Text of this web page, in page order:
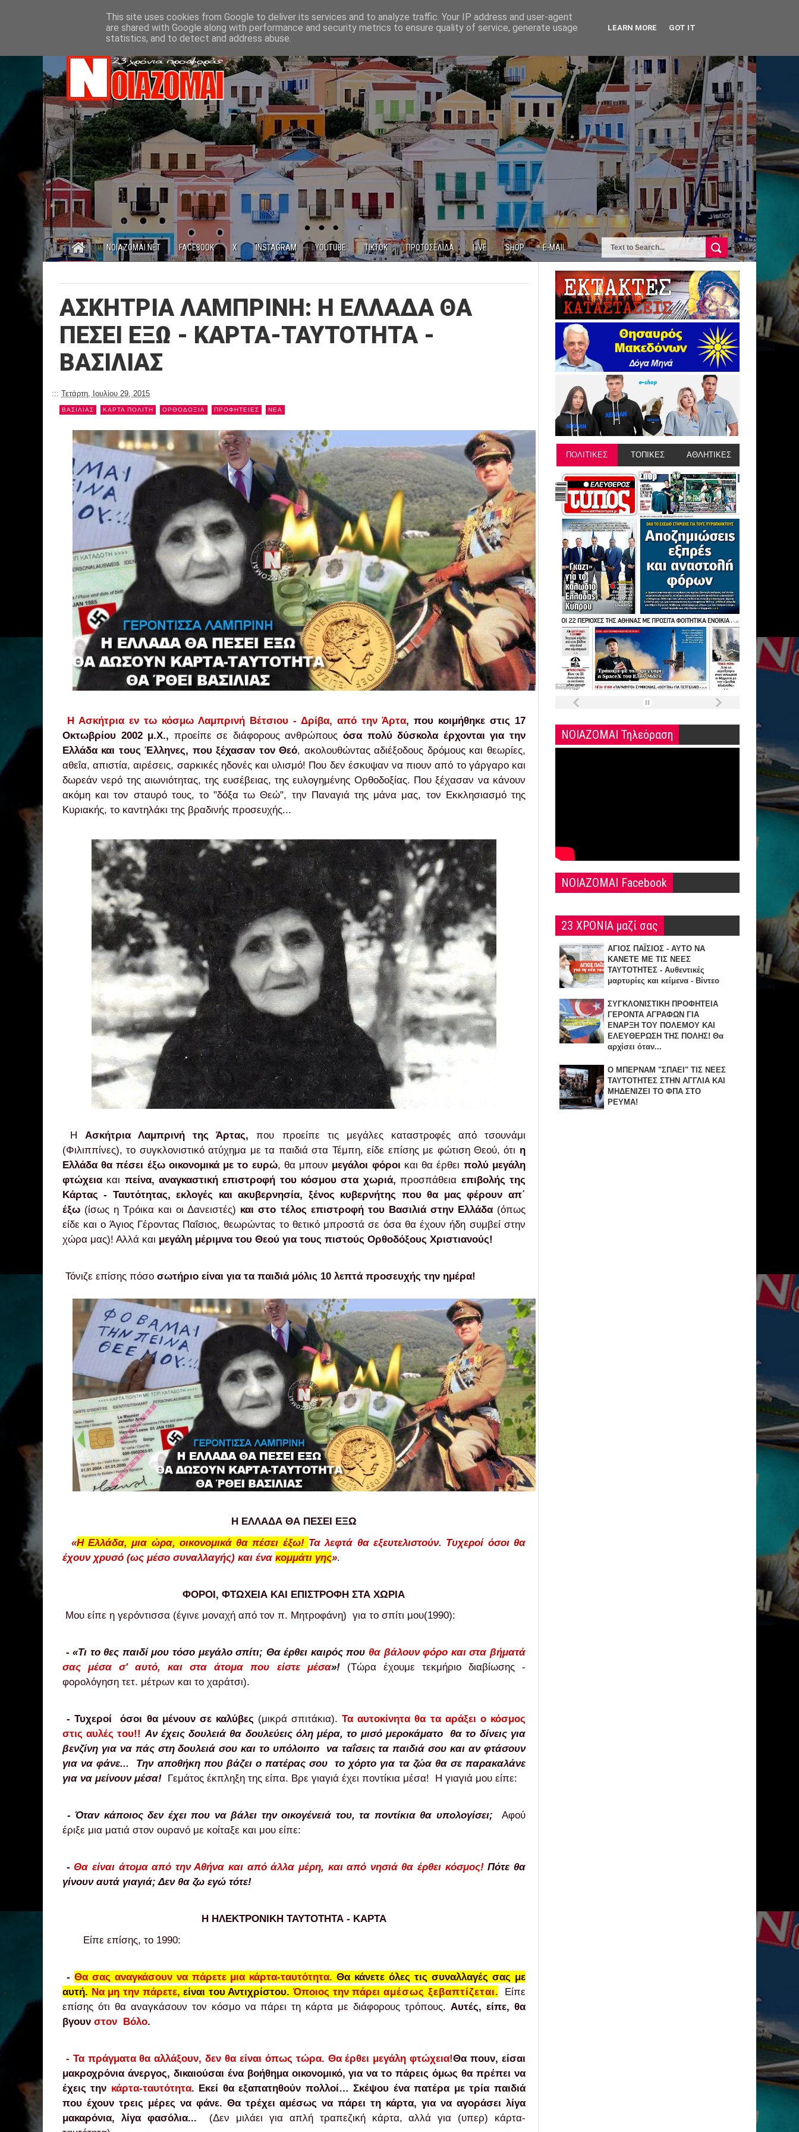
NOIAZOMAI.NET FACEBOOK X INSTAGRAM YOUTUBE TIKTOK ΠΡΩΤΟΣΕΛΙΔΑ LIVE SHOP E-MAIL
ΑΣΚΗΤΡΙΑ ΛΑΜΠΡΙΝΗ: Η ΕΛΛΑΔΑ ΘΑ
ΠΕΣΕΙ ΕΞΩ - ΚΑΡΤΑ-ΤΑΥΤΟΤΗΤΑ -
ΒΑΣΙΛΙΑΣ
::: Τετάρτη, Ιουλίου 29, 2015
ΒΑΣΙΛΙΑΣ ΚΑΡΤΑ ΠΟΛΙΤΗ ΟΡΘΟΔΟΞΙΑ ΠΡΟΦΗΤΕΙΕΣ NEA
Η Ασκήτρια εν τω κόσμω Λαμπρινή Βέτσιου - Δρίβα, από την Άρτα, που κοιμήθηκε στις 17
Οκτωβρίου 2002 μ.Χ., προείπε σε διάφορους ανθρώπουςόσα πολύ δύσκολα έρχονται για την
Ελλάδα και τους Έλληνες, που ξέχασαν τον Θεό, ακολουθώντας αδιέξοδους δρόμους και θεωρίες,
αθεΐα, απιστία, αιρέσεις, σαρκικές ηδονές και υλισμό! Που δεν έσκυψαν να πιουν από το γάργαρο και
δωρεάν νερό της αιωνιότητας, της ευσέβειας, της ευλογημένης Ορθοδοξίας. Που ξέχασαν να κάνουν
ακόμη και τον σταυρό τους, το "δόξα τω Θεώ", την Παναγιά της μάνα μας, τον Εκκλησιασμό της
Κυριακής, το καντηλάκι της βραδινής προσευχής...
Η Ασκήτρια Λαμπρινή της Άρτας, που προείπε τις μεγάλες καταστροφές από τσουνάμι
(Φιλιππίνες), το συγκλονιστικό ατύχημα με τα παιδιά στα Τέμπη, είδε επίσης με φώτιση Θεού, ότι η
Ελλάδα θα πέσει έξω οικονομικά με το ευρώ, θα μπουν μεγάλοι φόροι και θα έρθει πολύ μεγάλη
φτώχεια και πείνα, αναγκαστική επιστροφή του κόσμου στα χωριά,προσπάθεια επιβολής της
Κάρτας - Ταυτότητας, εκλογές και ακυβερνησία, ξένος κυβερνήτης που θα μας φέρουν απ΄
έξω (ίσως η Τρόικα και οι Δανειστές) και στο τέλος επιστροφή του Βασιλιά στην Ελλάδα (όπως
είδε και ο Άγιος Γέροντας Παΐσιος, θεωρώντας το θετικό μπροστά σε όσα θα έχουν ήδη συμβεί στην
χώρα μας)! Αλλά και μεγάλη μέριμνα του Θεού για τους πιστούς Ορθοδόξους Χριστιανούς!
Τόνιζε επίσης πόσο σωτήριο είναι για τα παιδιά μόλις 10 λεπτά προσευχής την ημέρα!
Η ΕΛΛΑΔΑ ΘΑ ΠΕΣΕΙ ΕΞΩ
«Η Ελλάδα, μια ώρα, οικονομικά θα πέσει έξω! Τα λεφτά θα εξευτελιστούν. Τυχεροί όσοι θα
έχουν χρυσό (ως μέσο συναλλαγής) και ένα κομμάτι γης».
ΦΟΡΟΙ, ΦΤΩΧΕΙΑ ΚΑΙ ΕΠΙΣΤΡΟΦΗ ΣΤΑ ΧΩΡΙΑ
Μου είπε η γερόντισσα (έγινε μοναχή από τον π. Μητροφάνη) για το σπίτι μου(1990):
-«Τι το θες παιδί μου τόσο μεγάλο σπίτι; Θα έρθει καιρός που θα βάλουν φόρο και στα βήματά
σας μέσα σ'αυτό, και στα άτομα που είστε μέσα»!(Τώρα έχουμε τεκμήριο διαβίωσης -
φορολόγηση τετ. μέτρων και το χαράτσι).
-Τυχεροί όσοι θα μένουν σε καλύβες (μικρά σπιτάκια).Τα αυτοκίνητα θα τα αράξει ο κόσμος
στις αυλές του!! Αν έχεις δουλειά θα δουλεύεις όλη μέρα, το μισό μεροκάματο θα το δίνεις για
βενζίνη για να πάς στη δουλειά σου και το υπόλοιπο να ταΐσεις τα παιδιά σου και αν φτάσουν
για να φάνε...
Την αποθήκη που βάζει ο πατέρας σου το χόρτο για τα ζώα θα σε παρακαλάνε
για να μείνουν μέσα! Γεμάτος έκπληξη της είπα. Βρε γιαγιά έχει ποντίκια μέσα! Η γιαγιά μου είπε:
- Όταν κάποιος δεν έχει που να βάλει την οικογένειά του, τα ποντίκια θα υπολογίσει; Αφού
έριξε μια ματιά στον ουρανό με κοίταξε και μου είπε:
-Θα είναι άτομα από την Αθήνα και από άλλα μέρη, και από νησιά θα έρθει κόσμος!Πότε θα
γίνουν αυτά γιαγιά; Δεν θα ζω εγώ τότε!
Η ΗΛΕΚΤΡΟΝΙΚΗ ΤΑΥΤΟΤΗΤΑ - ΚΑΡΤΑ
Είπε επίσης, το 1990:
- Θα σας αναγκάσουν να πάρετε μια κάρτα-ταυτότητα. Θα κάνετε όλες τις συναλλαγές σας με
αυτή. Να μη την πάρετε, είναι του Αντιχρίστου.Όποιος την πάρει αμέσως ξεβαπτίζεται.
Είπε
επίσης ότι θα αναγκάσουν τον κόσμο να πάρει τη κάρτα με διάφορους τρόπους. Αυτές, είπε, θα
βγουν στον Βόλο.
- Τα πράγματα θα αλλάξουν, δεν θα είναι όπως τώρα. Θα έρθει μεγάλη φτώχεια!Θα πουν, είσαι
μακροχρόνια άνεργος, δικαιούσαι ένα βοήθημα οικονομικό, για να το πάρεις όμως θα πρέπει να
έχεις την κάρτα-ταυτότητα. Εκεί θα εξαπατηθούν πολλοί… Σκέψου ένα πατέρα με τρία παιδιά
που έχουν τρεις μέρες να φάνε. Θα τρέχει αμέσως να πάρει τη κάρτα, για να αγοράσει λίγα
μακαρόνια, λίγα φασόλια...
(Δεν μιλάει για απλή τραπεζική κάρτα, αλλά για (υπερ) κάρτα-
ΠΟΛΙΤΙΚΕΣ ΤΟΠΙΚΕΣ ΑΘΛΗΤΙΚΕΣ
ΝΟΙΑΖΟΜΑΙ Τηλεόραση
NOIAZOMAI Facebook
23 ΧΡΟΝΙΑ μαζί σας
ΑΓΙΟΣ ΠΑΪΣΙΟΣ - ΑΥΤΟ ΝΑ
ΚΑΝΕΤΕ ΜΕ ΤΙΣ ΝΕΕΣ
ΤΑΥΤΟΤΗΤΕΣ - Αυθεντικές
μαρτυρίες και κείμενα - Βίντεο
ΣΥΓΚΛΟΝΙΣΤΙΚΗ ΠΡΟΦΗΤΕΙΑ
ΓΕΡΟΝΤΑ ΑΓΡΑΦΩΝ ΓΙΑ
ΕΝΑΡΞΗ TOY ΠΟΛΕΜΟΥ ΚΑΙ
ΕΛΕΥΘΕΡΩΣΗ ΤΗΣ ΠΟΛΗΣ! Θα
αρχίσει όταν...
Ο ΜΠΕΡΝΑΜ "ΣΠΑΕΙ" ΤΙΣ ΝΕΕΣ
ΤΑΥΤΟΤΗΤΕΣ ΣΤΗΝ ΑΓΓΛΙΑ KAI
ΜΗΔΕΝΙZΕΙ ΤΟ ΦΠΑ ΣΤΟ
ΡΕΥΜΑ!
This site uses cookies from Google to deliver its services and to analyze traffic. Your IP address and user-agent
are shared with Google along with performance and security metrics to ensure quality of service, generate usage
statistics, and to detect and address abuse.
LEARN MORE GOT IT